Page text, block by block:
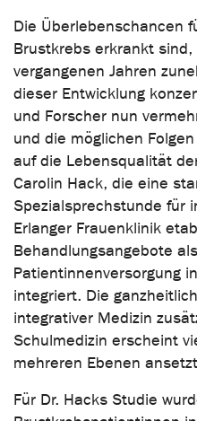
Die Überlebenschancen
Brustkrebs erkrankt
vergangenen Jahren
dieser Entwicklung
und Forscher nun
und die möglichen
auf die Lebensqualität
Carolin Hack, die eine
Spezialsprechstunde für
Erlanger Frauenklinik
Behandlungsangebote
Patientinnenversorgung
integriert. Die
integrativer Medizin
Schulmedizin erscheint
mehreren Ebenen
Für Dr. Hacks Studie